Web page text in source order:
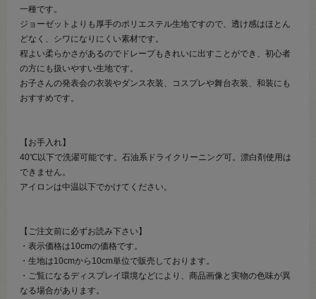
一種です。
ジョーゼットよりも厚手のポリエステル生地ですので、透け感はほとん
どなく、シワになりにくい素材です。
程よい柔らかさがあるのでドレープもきれいに出すことができ、初心者
の方にも扱いやすい生地です。
お子さんの発表会の衣装やダンス衣装、コスプレや舞台衣装、和装にも
おすすめです。
【お手入れ】
40℃以下で洗濯可能です。石油系ドライクリーニング可。漂白剤使用は
できません。
アイロンは中温以下でかけてください。
【ご注文前に必ずお読み下さい】
・表示価格は10cmの価格です。
・生地は10cmから10cm単位で販売しております。
・ご覧になるディスプレイ環境などにより、商品画像と実物の色味が異
なる場合があります。